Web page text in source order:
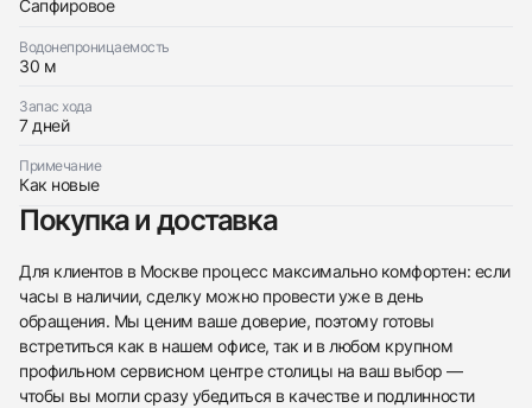
Сапфировое
Водонепроницаемость
30 м
Запас хода
7 дней
Примечание
Как новые
Покупка и доставка
Для клиентов в Москве процесс максимально комфортен: если
часы в наличии, сделку можно провести уже в день
обращения. Мы ценим ваше доверие, поэтому готовы
встретиться как в нашем офисе, так и в любом крупном
профильном сервисном центре столицы на ваш выбор —
чтобы вы могли сразу убедиться в качестве и подлинности